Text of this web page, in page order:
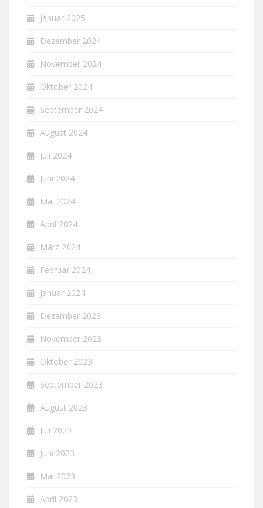
Januar 2025
Dezember 2024
November 2024
Oktober 2024
September 2024
August 2024
Juli 2024
Juni 2024
Mai 2024
April 2024
März 2024
Februar 2024
Januar 2024
Dezember 2023
November 2023
Oktober 2023
September 2023
August 2023
Juli 2023
Juni 2023
Mai 2023
April 2023